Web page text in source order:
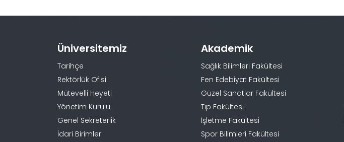
Üniversitemiz
Tarihçe
Rektörlük Ofisi
Mütevelli Heyeti
Yönetim Kurulu
Genel Sekreterlik
İdari Birimler
Akademik
Sağlık Bilimleri Fakültesi
Fen Edebiyat Fakültesi
Güzel Sanatlar Fakültesi
Tıp Fakültesi
İşletme Fakültesi
Spor Bilimleri Fakültesi